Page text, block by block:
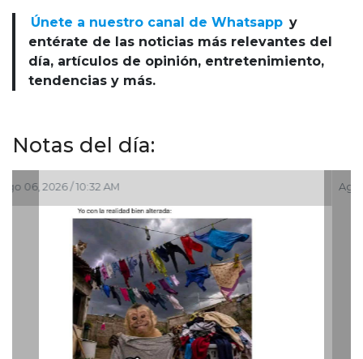
Únete a nuestro canal de Whatsapp y
entérate de las noticias más relevantes del
día, artículos de opinión, entretenimiento,
tendencias y más.
Notas del día:
Ago 06, 2026 / 9:39 AM